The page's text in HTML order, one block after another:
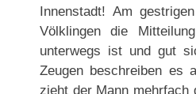
Innenstadt! Am
Völklingen die
unterwegs ist und gut
Zeugen beschreiben es
zieht der Mann